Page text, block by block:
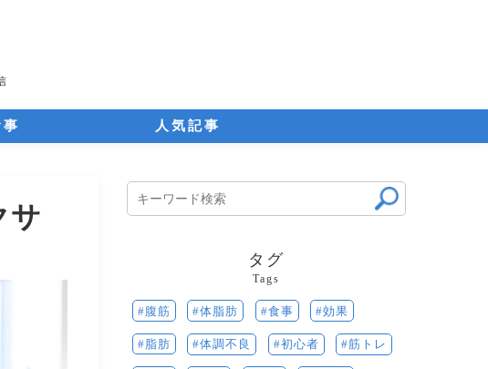
人気記事
サ
タグ
Tags
腹筋 体脂肪 食事 効果
脂肪 体調不良 初心者 筋トレ